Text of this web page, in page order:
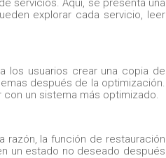
explorar cada servicio, leer
los usuarios crear una copia de
después de la optimización.
un sistema más optimizado.
razón, la función de restauración
un estado no deseado después